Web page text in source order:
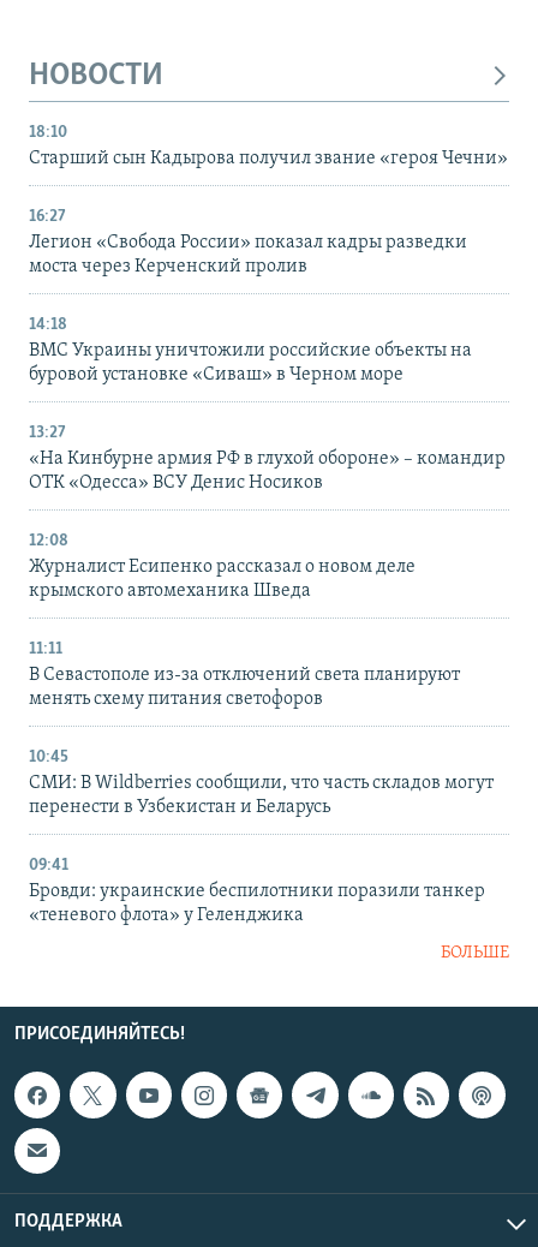
НОВОСТИ
18:10
Старший сын Кадырова получил звание «героя Чечни»
16:27
Легион «Свобода России» показал кадры разведки
моста через Керченский пролив
14:18
ВМС Украины уничтожили российские объекты на
буровой установке «Сиваш» в Черном море
13:27
«На Кинбурне армия РФ в глухой обороне» – командир
ОТК «Одесса» ВСУ Денис Носиков
12:08
Журналист Есипенко рассказал о новом деле
крымского автомеханика Шведа
11:11
В Севастополе из-за отключений света планируют
менять схему питания светофоров
10:45
СМИ: В Wildberries сообщили, что часть складов могут
перенести в Узбекистан и Беларусь
09:41
Бровди: украинские беспилотники поразили танкер
«теневого флота» у Геленджика
БОЛЬШЕ
ПРИСОЕДИНЯЙТЕСЬ!
ПОДДЕРЖКА